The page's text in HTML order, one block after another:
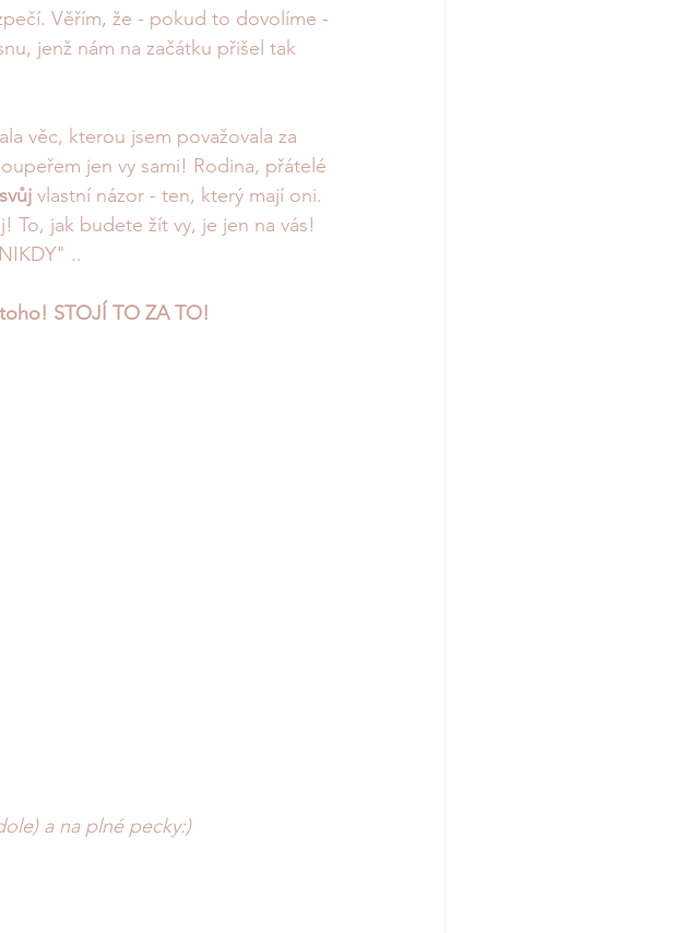
Věřím, že - pokud to dovolíme -
jenž nám na začátku přišel tak
věc, kterou jsem považovala za
jen vy sami! Rodina, přátelé
svůj vlastní názor - ten, který mají oni.
To, jak budete žít vy, je jen na vás!
..
STOJÍ TO ZA TO!
a na plné pecky:)